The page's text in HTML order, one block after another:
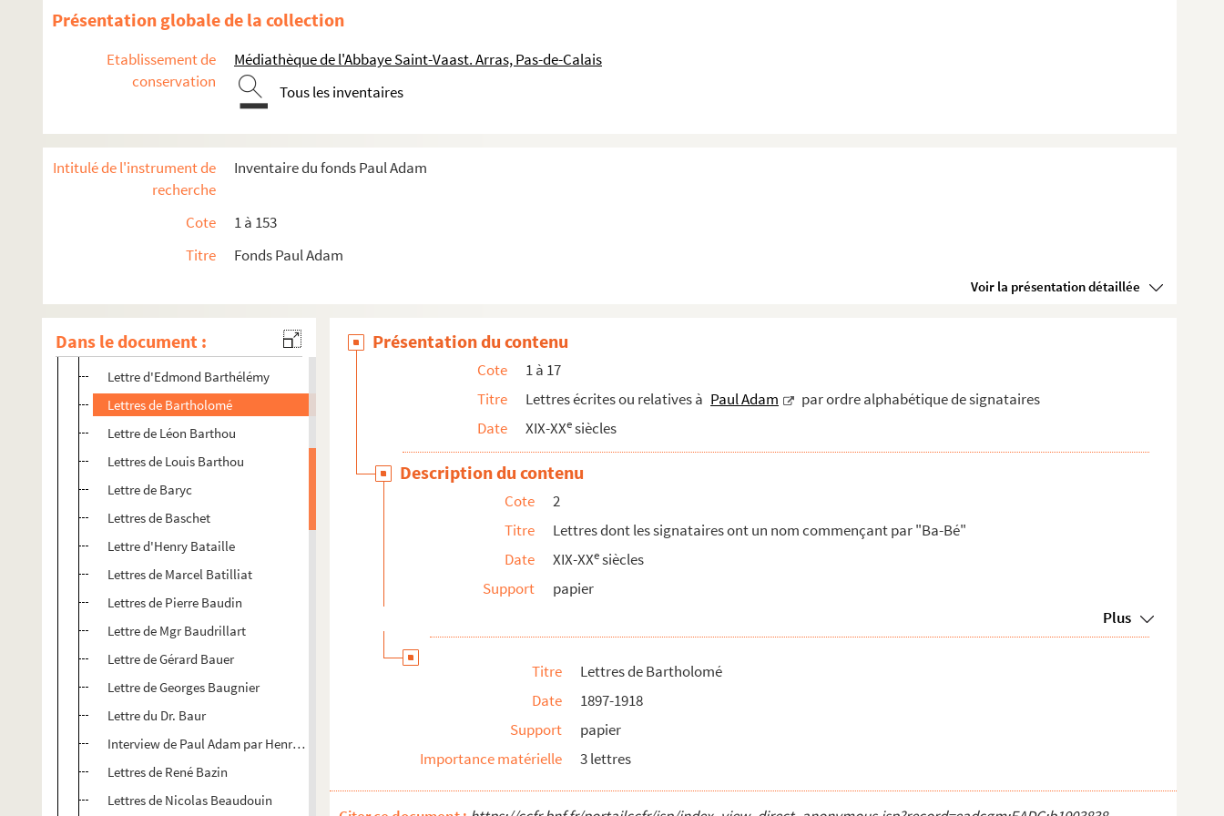
Présentation globale de la collection
Etablissement de
conservation
Médiathèque de l'Abbaye Saint-Vaast. Arras, Pas-de-Calais
Tous les inventaires
Intitulé de l'instrument de
recherche
Inventaire du fonds Paul Adam
Cote
1 à 153
Titre
Fonds Paul Adam
Voir la présentation détaillée
Dans le document :
Lettre de Bapst
Lettres d'Eugenio Barbarich
Carte de visite annotée du docteur Barbavara de de Gravellona
Lettres de H. Barbusse
Lettres de Bardoux
Lettre de Serge Barraux
Lettres de Marcel Barrière
Lettre de Barris
Lettre d'Edmond Barthélémy
Lettres de Bartholomé
Lettre de Léon Barthou
Lettres de Louis Barthou
Lettre de Baryc
Lettres de Baschet
Lettre d'Henry Bataille
Lettres de Marcel Batilliat
Lettres de Pierre Baudin
Lettre de Mgr Baudrillart
Lettre de Gérard Bauer
Lettre de Georges Baugnier
Lettre du Dr. Baur
Interview de Paul Adam par Henri Bazin
Lettres de René Bazin
Lettres de Nicolas Beaudouin
Présentation du contenu
Cote
1 à 17
Titre
Lettres écrites ou relatives à Paul Adam
par ordre alphabétique de signataires
Date
XIX-XXesiècles
Description du contenu
Cote
2
Titre
Lettres dont les signataires ont un nom commençant par "Ba-Bé"
Date
XIX-XXesiècles
Support
papier
Plus
Titre
Lettres de Bartholomé
Date
1897-1918
Support
papier
Importance matérielle
3 lettres